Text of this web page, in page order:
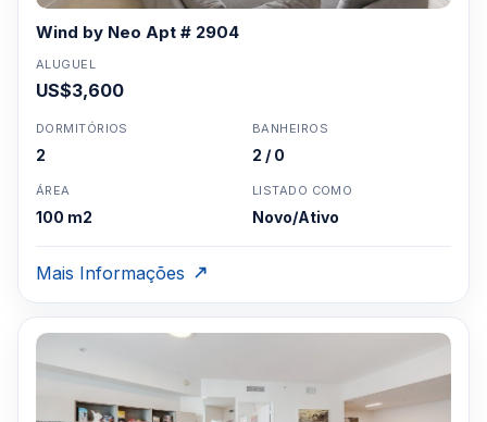
Wind by Neo Apt # 2904
ALUGUEL
US$3,600
DORMITÓRIOS
2
BANHEIROS
2 / 0
ÁREA
100 m2
LISTADO COMO
Novo/Ativo
Mais Informações